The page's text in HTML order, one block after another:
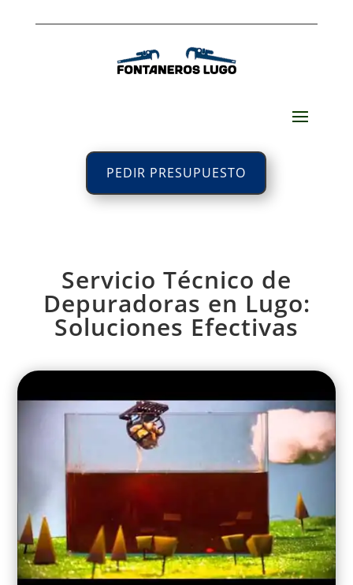
PEDIR PRESUPUESTO
Servicio Técnico de
Depuradoras en Lugo:
Soluciones Efectivas